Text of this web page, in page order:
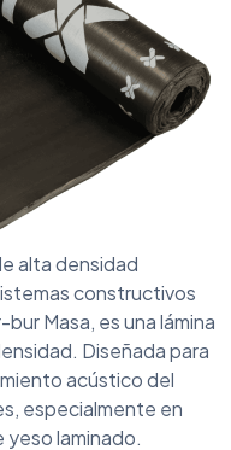
alta densidad
constructivos
Masa, es una lámina
Diseñada para
acústico del
especialmente en
yeso laminado.